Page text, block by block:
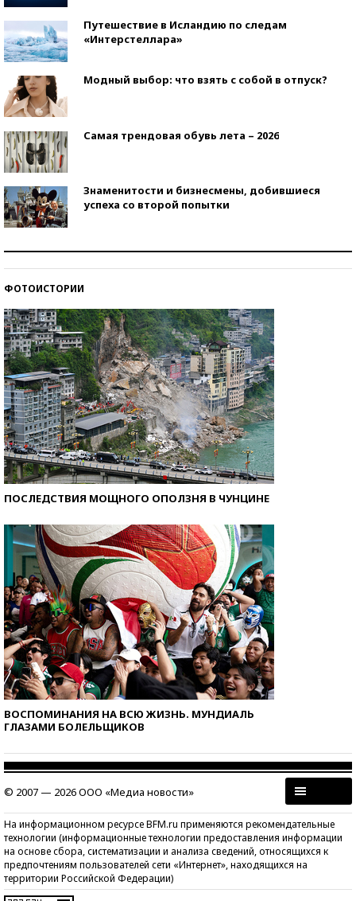
Путешествие в Исландию по следам
«Интерстеллара»
Модный выбор: что взять с собой в отпуск?
Самая трендовая обувь лета – 2026
Знаменитости и бизнесмены, добившиеся
успеха со второй попытки
ФОТОИСТОРИИ
ПОСЛЕДСТВИЯ МОЩНОГО ОПОЛЗНЯ В ЧУНЦИНЕ
ВОСПОМИНАНИЯ НА ВСЮ ЖИЗНЬ. МУНДИАЛЬ
ГЛАЗАМИ БОЛЕЛЬЩИКОВ
© 2007 — 2026 ООО «Медиа новости»
На информационном ресурсе BFM.ru применяются рекомендательные
технологии (информационные технологии предоставления информации
на основе сбора, систематизации и анализа сведений, относящихся к
предпочтениям пользователей сети «Интернет», находящихся на
территории Российской Федерации)